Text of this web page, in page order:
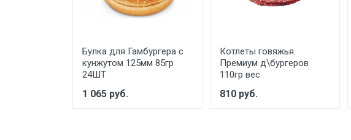
САХАР, СОЛЬ, СОДА, УКСУС
ЗАМОРОЖЕННАЯ ЕДА
ОДНОРАЗОВАЯ ПОСУДА
ПРОДУКЦИЯ ХАЛЯЛЬ
Булка для Гамбургера с
кунжутом 125мм 85гр
24ШТ
1 065 руб.
Котлеты говяжья.
Премиум д\бургеров
110гр вес
810 руб.